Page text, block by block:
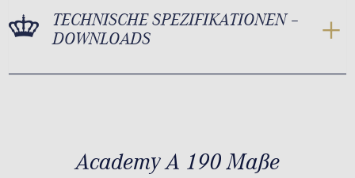
TECHNISCHE SPEZIFIKATIONEN –
DOWNLOADS
Academy A 190 Maße